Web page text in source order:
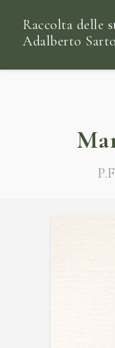
Raccolta delle
Adalberto